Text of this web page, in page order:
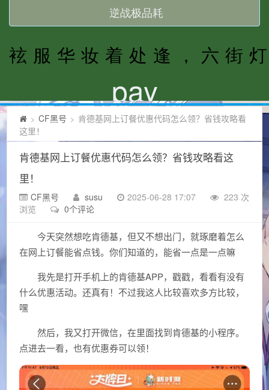
> CF黑号 > 肯德基网上订餐优惠代码怎么领？省钱攻略看
这里！
肯德基网上订餐优惠代码怎么领？省钱攻略看这
里！
CF黑号 susu 2025-06-28 17:07
223 次
浏览
0个评论
今天突然想吃肯德基，但又不想出门，就琢磨着怎么
在网上订餐能省点钱。你们知道的，能省一点是一点嘛
我先是打开手机上的肯德基APP，戳戳，看看有没有
什么优惠活动。还真有！不过我这人比较喜欢多方比较，
嘿
然后，我又打开微信，在里面找到肯德基的小程序。
点进去一看，也有优惠券可以领！